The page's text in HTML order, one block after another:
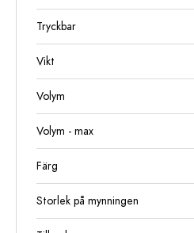
Tryckbar
Vikt
Volym
Volym - max
Färg
Storlek på mynningen